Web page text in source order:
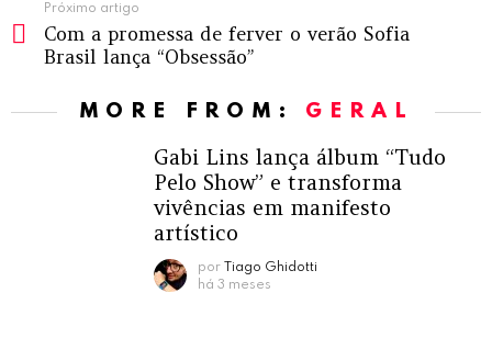
Próximo artigo
Com a promessa de ferver o verão Sofia
Brasil lança “Obsessão”
MORE FROM: GERAL
Gabi Lins lança álbum “Tudo
Pelo Show” e transforma
vivências em manifesto
artístico
por
Tiago Ghidotti
há 3 meses